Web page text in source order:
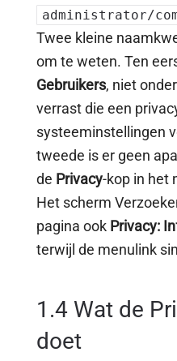
administrator/
Twee kleine
om te weten. Ten
Gebruikers, niet
verrast die een
systeeminstellingen
tweede is er geen
de Privacy-kop in het
Het scherm
pagina ook Privacy:
terwijl de menulink
1.4 Wat de
doet